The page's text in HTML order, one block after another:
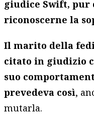
giudice Swift, pur
riconoscerne la
Il marito della
citato in giudizio
suo
prevedeva così,
mutarla.